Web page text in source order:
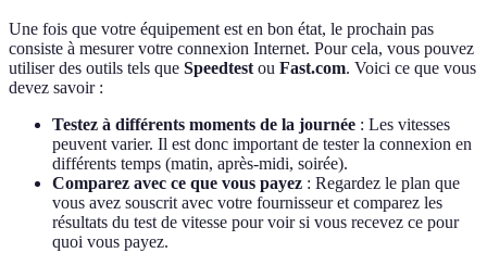
Une fois que votre équipement est en bon état, le prochain pas
consiste à mesurer votre connexion Internet. Pour cela, vous pouvez
utiliser des outils tels que Speedtest ou Fast.com. Voici ce que vous
devez savoir :
Testez à différents moments de la journée : Les vitesses
peuvent varier. Il est donc important de tester la connexion en
différents temps (matin, après-midi, soirée).
Comparez avec ce que vous payez : Regardez le plan que
vous avez souscrit avec votre fournisseur et comparez les
résultats du test de vitesse pour voir si vous recevez ce pour
quoi vous payez.